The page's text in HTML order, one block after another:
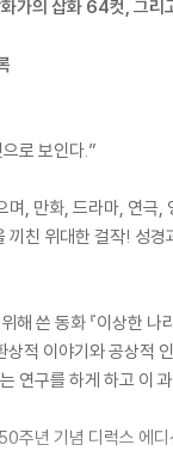
가의 삽화 64컷, 그
로 보인다.”
만화, 드라마, 연극,
친 위대한 걸작! 성
동화 『이상한 나
적 이야기와 공상적
연구를 하게 하고 이
주년 기념 디럭스